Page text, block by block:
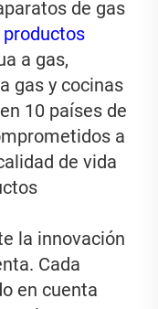
de gas
a gas,
gas y cocinas
10 países de
a
de vida
la innovación
Cada
en cuenta